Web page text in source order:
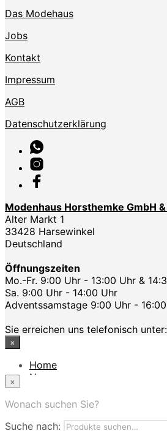
Das Modehaus
Jobs
Kontakt
Impressum
AGB
Datenschutzerklärung
Modenhaus Horsthemke GmbH &
Alter Markt 1
33428 Harsewinkel
Deutschland
Öffnungszeiten
Mo.-Fr. 9:00 Uhr - 13:00 Uhr &
Sa. 9:00 Uhr - 14:00 Uhr
Adventssamstage 9:00 Uhr -
Sie erreichen uns telefonisch unter:
×
Home
News
App
Nutzungbedingungen
×
Wonach suchen Sie?
Suche nach: